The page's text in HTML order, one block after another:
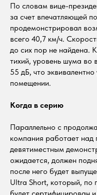
По словам вице-
за счет впечатляющей
продемонстрировал
всего 40,7 км/ч.
до сих пор не найдена.
тихий, уровень шума во
55 дБ, что
помещении.
Когда в серию
Параллельно с
компания работает
девятиместным
ожидается, должен
после него будет
Ultra Short, который, по